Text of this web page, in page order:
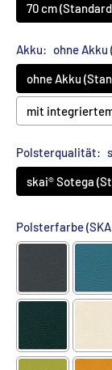
70 cm
Akku: ohne Akku
ohne Akku
mit
Polsterqualität:
skai® Sotega
Polsterfarbe